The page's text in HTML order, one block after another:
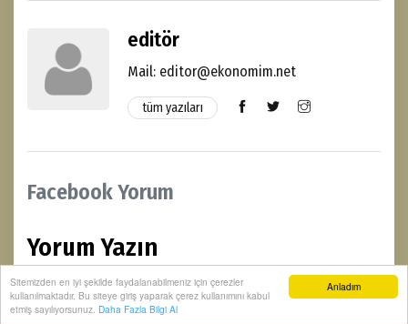
Anladım
Sitemizden en iyi şekilde faydalanabilmeniz için çerezler
kullanılmaktadır. Bu siteye giriş yaparak çerez kullanımını kabul
etmiş sayılıyorsunuz. Daha Fazla Bilgi Al
editör
Mail: editor@ekonomim.net
tüm yazıları
Facebook Yorum
Yorum Yazın